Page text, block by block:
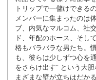
トリップで一儲けできる
メンバーに集まったのは
ブ、内気なマルコム、社
ド、年配のホース、そし
格もバラバラな男たち。
も、彼らは少しずつ心を
をさらけ出す” という大
まざまな壁が立ちはだか